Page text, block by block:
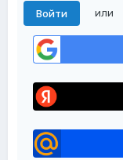
Войти
или